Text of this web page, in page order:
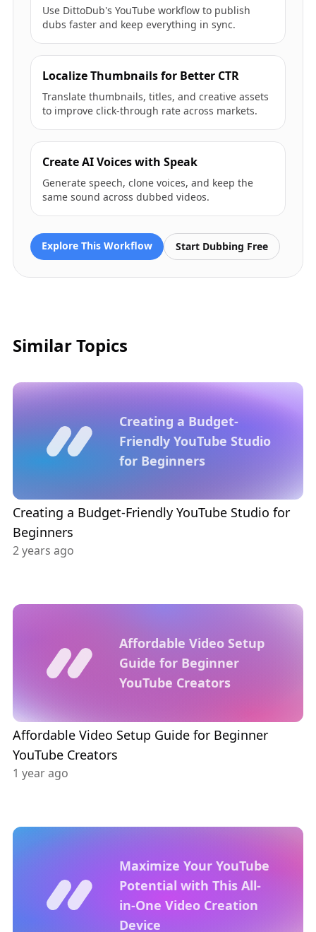
Use DittoDub's YouTube workflow to publish
dubs faster and keep everything in sync.
Localize Thumbnails for Better CTR
Translate thumbnails, titles, and creative assets
to improve click-through rate across markets.
Create AI Voices with Speak
Generate speech, clone voices, and keep the
same sound across dubbed videos.
Explore This Workflow Start Dubbing Free
Similar Topics
Creating a Budget-
Friendly YouTube Studio
for Beginners
Creating a Budget-Friendly YouTube Studio for
Beginners
2 years ago
Affordable Video Setup
Guide for Beginner
YouTube Creators
Affordable Video Setup Guide for Beginner
YouTube Creators
1 year ago
Maximize Your YouTube
Potential with This All-
in-One Video Creation
Device